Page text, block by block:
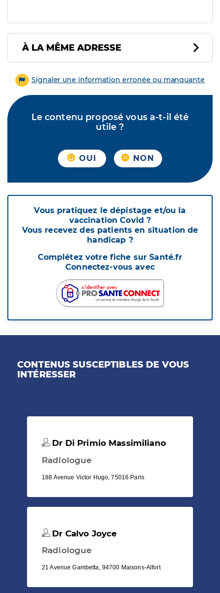
À LA MÊME ADRESSE
Signaler une information erronée ou manquante
Le contenu proposé vous a-t-il été
utile ?
OUI NON
Vous pratiquez le dépistage et/ou la
vaccination Covid ?
Vous recevez des patients en situation de
handicap ?
Complétez votre fiche sur Santé.fr
Connectez-vous avec
CONTENUS SUSCEPTIBLES DE VOUS
INTÉRESSER
Dr Di Primio Massimiliano
Radiologue
188 Avenue Victor Hugo, 75016 Paris
Dr Calvo Joyce
Radiologue
21 Avenue Gambetta, 94700 Maisons-Alfort